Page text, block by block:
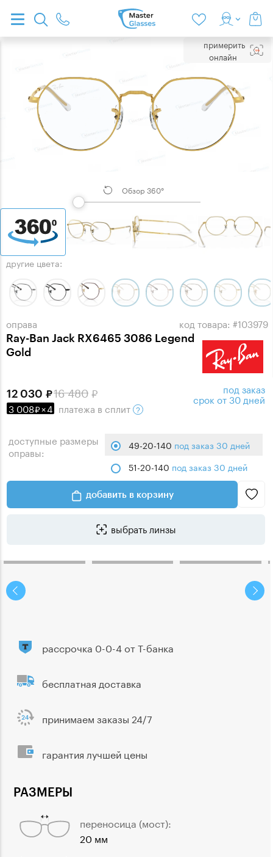
примерить
онлайн
Обзор 360°
оправа
Ray-Ban Jack RX6465 3086 Legend
Gold
код товара: #103979
другие цвета:
16 480
12 030
3 008 ×4 платежа в сплит
под заказ
срок от 30 дней
доступные размеры
оправы:
49-20-140 под заказ 30 дней
51-20-140 под заказ 30 дней
добавить в корзину
выбрать линзы
РАЗМЕРЫ
переносица (мост):
20 мм
рассрочка 0-0-4 от Т-банка
бесплатная доставка
принимаем заказы 24/7
гарантия лучшей цены